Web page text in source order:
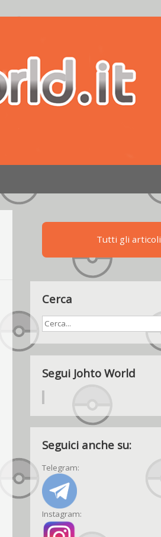
Tutti gli articoli
Cerca
Segui Johto World
Seguici anche su:
Telegram:
Instagram: